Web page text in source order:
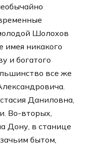
Шолохов
имея никакого
и богатого
все же
Даниловна,
Во-вторых,
Дону, в станице
бытом,